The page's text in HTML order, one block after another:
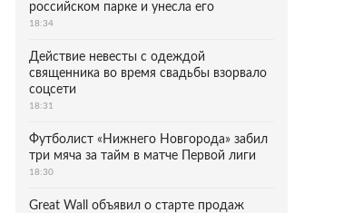
российском парке и унесла его
18:34
Действие невесты с одеждой
священника во время свадьбы взорвало
соцсети
18:31
Футболист «Нижнего Новгорода» забил
три мяча за тайм в матче Первой лиги
18:30
Great Wall объявил о старте продаж